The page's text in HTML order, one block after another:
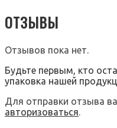
ОТЗЫВЫ
Отзывов пока нет.
Будьте первым, кто
упаковка нашей
Для отправки отзыва
авторизоваться.